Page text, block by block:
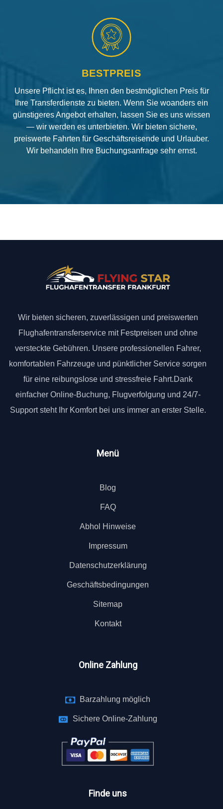
BESTPREIS
Unsere Pflicht ist es, Ihnen den bestmöglichen Preis für
Ihre Transferdienste zu bieten. Wenn Sie woanders ein
günstigeres Angebot erhalten, lassen Sie es uns wissen
— wir werden es unterbieten. Wir bieten sichere,
preiswerte Fahrten für Geschäftsreisende und Urlauber.
Wir behandeln Ihre Buchungsanfrage sehr ernst.
Wir bieten sicheren, zuverlässigen und preiswerten
Flughafentransferservice mit Festpreisen und ohne
versteckte Gebühren. Unsere professionellen Fahrer,
komfortablen Fahrzeuge und pünktlicher Service sorgen
für eine reibungslose und stressfreie Fahrt.Dank
einfacher Online-Buchung, Flugverfolgung und 24/7-
Support steht Ihr Komfort bei uns immer an erster Stelle.
Menü
Blog
FAQ
Abhol Hinweise
Impressum
Datenschutzerklärung
Geschäftsbedingungen
Sitemap
Kontakt
Online Zahlung
Barzahlung möglich
Sichere Online-Zahlung
Finde uns